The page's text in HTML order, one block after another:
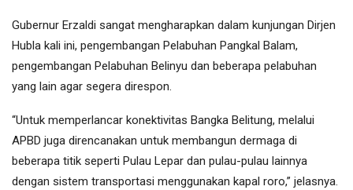
Gubernur Erzaldi sangat mengharapkan dalam kunjungan Dirjen
Hubla kali ini, pengembangan Pelabuhan Pangkal Balam,
pengembangan Pelabuhan Belinyu dan beberapa pelabuhan
yang lain agar segera direspon.
“Untuk memperlancar konektivitas Bangka Belitung, melalui
APBD juga direncanakan untuk membangun dermaga di
beberapa titik seperti Pulau Lepar dan pulau-pulau lainnya
dengan sistem transportasi menggunakan kapal roro,” jelasnya.